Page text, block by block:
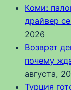
Коми:
драйвер
2026
Возврат
почему
августа,
Турция